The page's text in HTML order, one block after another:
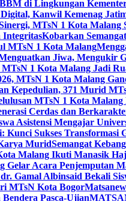
di Lingkungan
Kanwil Kemenag
MTsN 1 Kota Malang
IntegritasKobarkan
MTsN 1 Kota Malang
Jiwa, Mengukir
1 Kota Malang Jadi
MTsN 1 Kota Malang
Kepedulian, 371 Murid
MTsN 1 Kota
Cerdas dan
Asistensi Mengajar
Kunci Sukses
MuridSemangat
Malang Ikuti Manasik
Gelar Acara Penjemputan
Gamal Albinsaid Bekali
MTsN Kota Bogor
Pasca-Ujian